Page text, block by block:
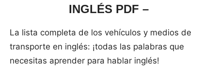
INGLÉS PDF –
La lista completa de los vehículos y medios de
transporte en inglés: ¡todas las palabras que
necesitas aprender para hablar inglés!